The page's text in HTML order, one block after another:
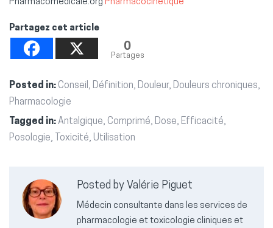
Pharmacomédicale.org Pharmacocinétique
Partagez cet article
0
Partages
Posted in: Conseil , Définition, Douleur, Douleurs chroniques,
Pharmacologie
Tagged in:Antalgique, Comprimé, Dose, Efficacité,
Posologie, Toxicité, Utilisation
Posted by Valérie Piguet
Médecin consultante dans les services de
pharmacologie et toxicologie cliniques et